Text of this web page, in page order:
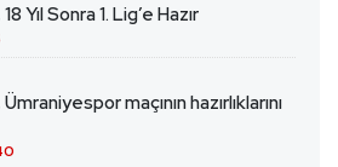
Yıl Sonra 1. Lig’e Hazır
maçının hazırlıklarını